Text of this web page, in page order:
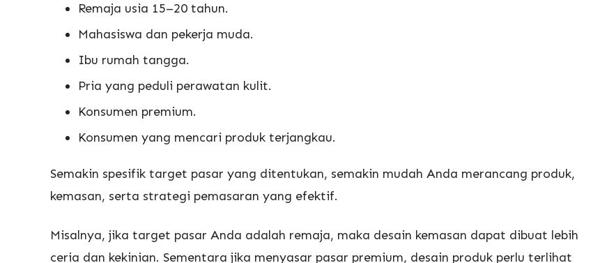
Remaja usia 15–20 tahun.
Mahasiswa dan pekerja muda.
Ibu rumah tangga.
Pria yang peduli perawatan kulit.
Konsumen premium.
Konsumen yang mencari produk terjangkau.
Semakin spesifik target pasar yang ditentukan, semakin mudah Anda merancang produk,
kemasan, serta strategi pemasaran yang efektif.
Misalnya, jika target pasar Anda adalah remaja, maka desain kemasan dapat dibuat lebih
ceria dan kekinian. Sementara jika menyasar pasar premium, desain produk perlu terlihat